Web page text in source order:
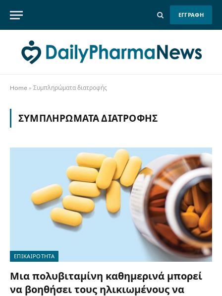
ΕΓΓΡΑΦΗ
Home » Συμπληρώματα διατροφής
ΣΥΜΠΛΗΡΏΜΑΤΑ ΔΙΑΤΡΟΦΉΣ
ΕΠΙΚΑΙΡΟΤΗΤΑ
Μια πολυβιταμίνη καθημερινά μπορεί
να βοηθήσει τους ηλικιωμένους να